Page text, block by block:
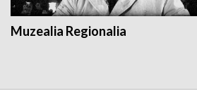
Muzealia Regionalia